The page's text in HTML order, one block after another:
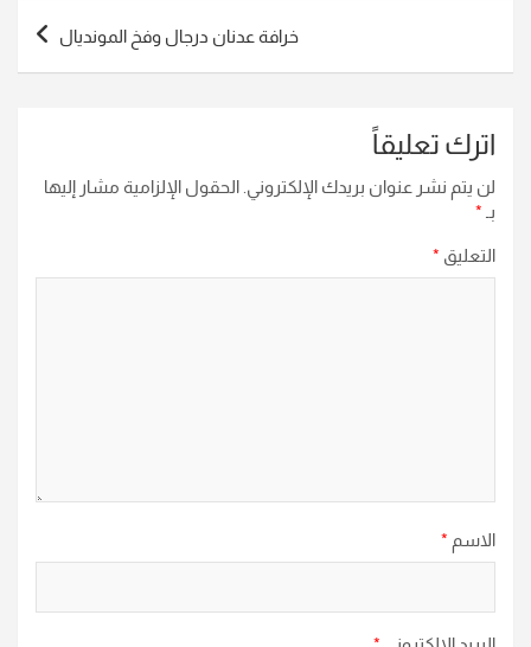
خرافة عدنان درجال وفخ المونديال
اترك تعليقاً
لن يتم نشر عنوان بريدك الإلكتروني. الحقول الإلزامية مشار إليها
بـ *
التعليق *
الاسم *